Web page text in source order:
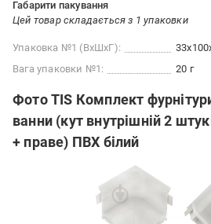
Габарити пакування
Цей товар складається з 1 упаковки
Упаковка №1 (ВхШхГ):
Вага упаковки №1:
20 г
Фото TIS Комплект
ванни (кут внутрішній 2
+ праве) ПВХ білий